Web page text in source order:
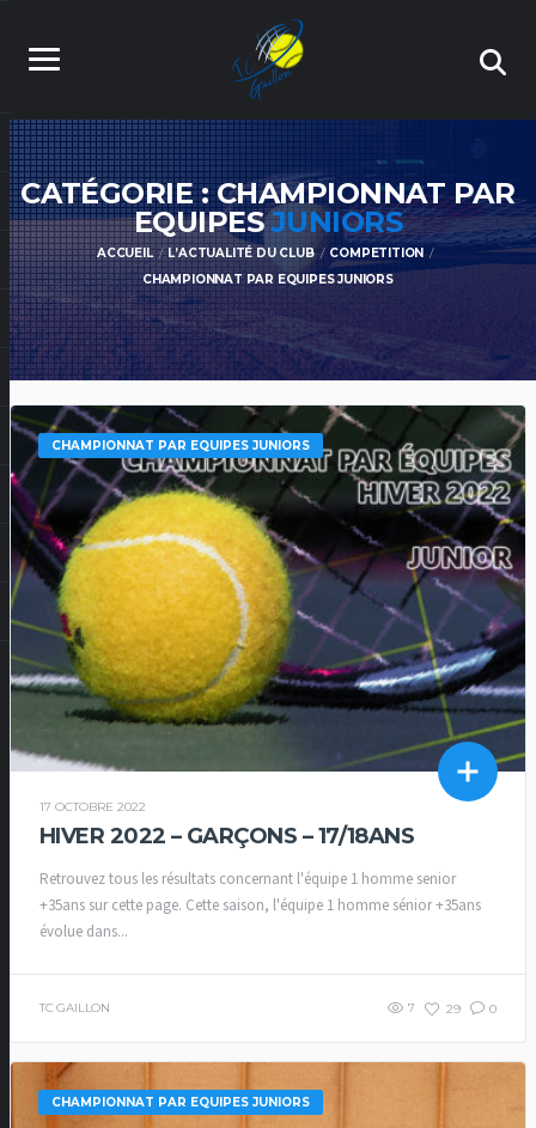
CATÉGORIE : CHAMPIONNAT PAR
EQUIPESJUNIORS
ACCUEIL L’ACTUALITÉ DU CLUB
COMPETITION
CHAMPIONNAT PAR EQUIPES JUNIORS
CHAMPIONNAT PAR EQUIPES JUNIORS
17 OCTOBRE 2022
HIVER 2022 – GARÇONS – 17/18ANS
Retrouvez tous les résultats concernant l'équipe 1 homme senior
+35ans sur cette page. Cette saison, l'équipe 1 homme sénior +35ans
évolue dans...
TC GAILLON 7 29 0
CHAMPIONNAT PAR EQUIPES JUNIORS